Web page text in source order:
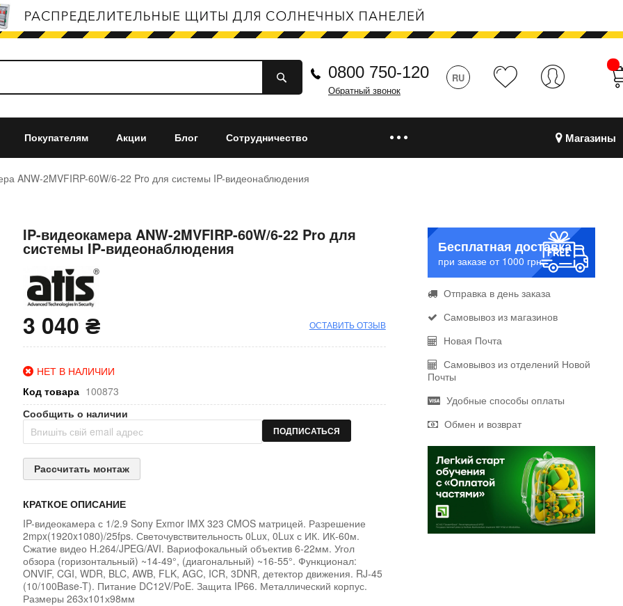
0800 750-120
Обратный звонок
RU
Покупателям Акции Блог Сотрудничество Магазины
ANW-2MVFIRP-60W/6-22 Pro для системы IP-видеонаблюдения
IP-видеокамера ANW-2MVFIRP-60W/6-22 Pro для
системы IP-видеонаблюдения
3 040 ₴ ОСТАВИТЬ ОТЗЫВ
НЕТ В НАЛИЧИИ
Код товара 100873
Сообщить о наличии
ПОДПИСАТЬСЯ
Рассчитать монтаж
КРАТКОЕ ОПИСАНИЕ
IP-видеокамера с 1/2.9 Sony Exmor IMX 323 CMOS матрицей. Разрешение
2mpx(1920x1080)/25fps. Светочувствительность 0Lux, 0Lux с ИК. ИК-60м.
Сжатие видео H.264/JPEG/AVI. Вариофокальный объектив 6-22мм. Угол
обзора (горизонтальный) ~14-49°, (диагональный) ~16-55°. Функционал:
ONVIF, CGI, WDR, BLC, AWB, FLK, AGC, ICR, 3DNR, детектор движения. RJ-45
(10/100Base-T). Питание DC12V/PoE. Защита IP66. Металлический корпус.
Размеры 263х101х98мм
Бесплатная доставка
при заказе от 1000 грн.
Отправка в день заказа
Самовывоз из магазинов
Новая Почта
Самовывоз из отделений Новой
Почты
Удобные способы оплаты
Обмен и возврат